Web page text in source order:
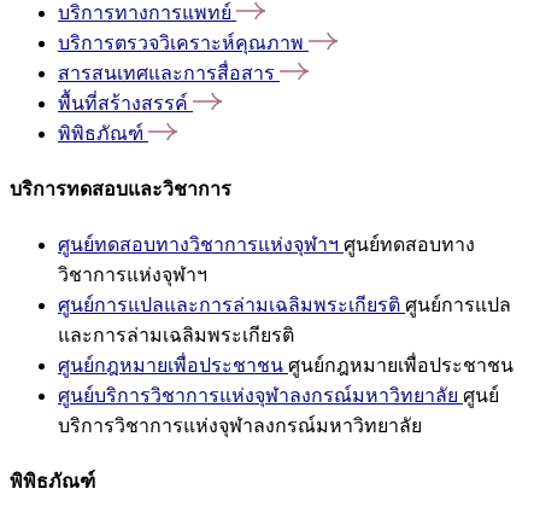
บริการทางการแพทย์
บริการตรวจวิเคราะห์คุณภาพ
สารสนเทศและการสื่อสาร
พื้นที่สร้างสรรค์
พิพิธภัณฑ์
บริการทดสอบและวิชาการ
ศูนย์ทดสอบทางวิชาการแห่งจุฬาฯ ศูนย์ทดสอบทาง
วิชาการแห่งจุฬาฯ
ศูนย์การแปลและการล่ามเฉลิมพระเกียรติ ศูนย์การแปล
และการล่ามเฉลิมพระเกียรติ
ศูนย์กฎหมายเพื่อประชาชน ศูนย์กฎหมายเพื่อประชาชน
ศูนย์บริการวิชาการแห่งจุฬาลงกรณ์มหาวิทยาลัย ศูนย์
บริการวิชาการแห่งจุฬาลงกรณ์มหาวิทยาลัย
พิพิธภัณฑ์